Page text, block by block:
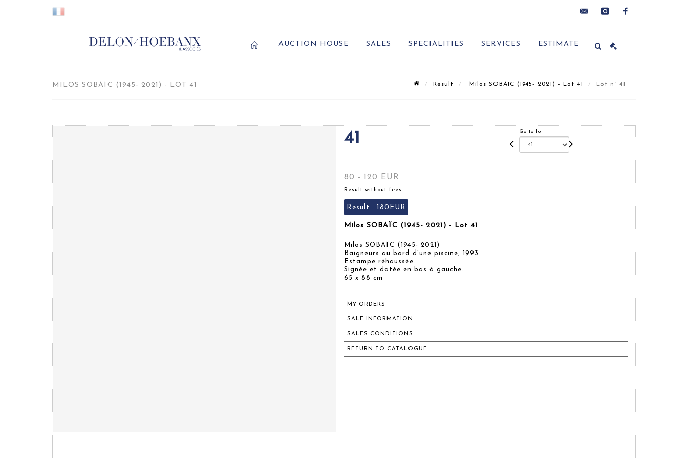
AUCTION HOUSE SALES SPECIALITIES SERVICES ESTIMATE
MILOS SOBAÏC (1945- 2021) - LOT 41 Result Milos SOBAÏC (1945- 2021) - Lot 41 Lot n° 41
41 Go to lot
80 - 120 EUR
Result without fees
Result : 180EUR
Milos SOBAÏC (1945- 2021) - Lot 41
Milos SOBAÏC (1945- 2021)
Baigneurs au bord d'une piscine, 1993
Estampe réhaussée.
Signée et datée en bas à gauche.
65 x 88 cm
MY ORDERS
SALE INFORMATION
SALES CONDITIONS
RETURN TO CATALOGUE